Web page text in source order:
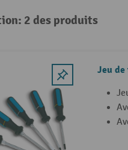
2 des produits
Jeu de